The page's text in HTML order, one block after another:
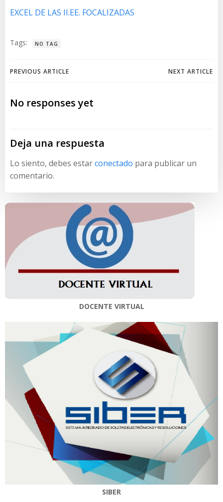
EXCEL DE LAS II.EE. FOCALIZADAS
Tags: NO TAG
Navegación
de
PREVIOUS ARTICLE
Navegación
NEXT ARTICLE
No responses yet
Deja una respuesta
Lo siento, debes estarconectado para publicar un
comentario.
DOCENTE VIRTUAL
SIBER